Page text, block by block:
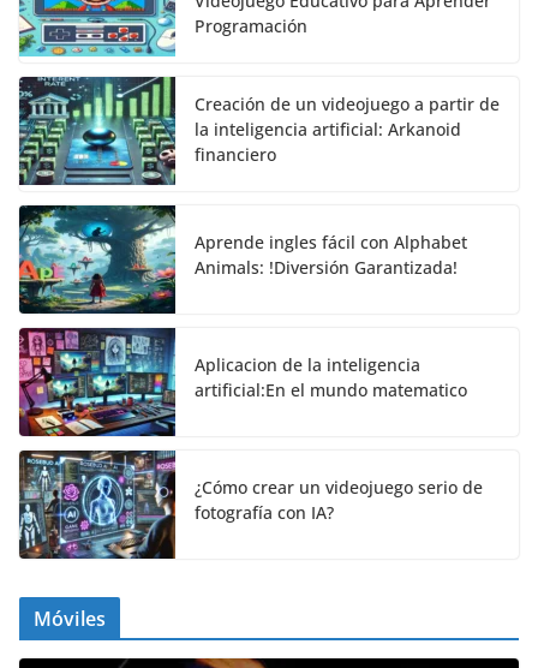
Programación
Creación de un videojuego a partir de
la inteligencia artificial: Arkanoid
financiero
Aprende ingles fácil con Alphabet
Animals: !Diversión Garantizada!
Aplicacion de la inteligencia
artificial:En el mundo matematico
¿Cómo crear un videojuego serio de
fotografía con IA?
Móviles